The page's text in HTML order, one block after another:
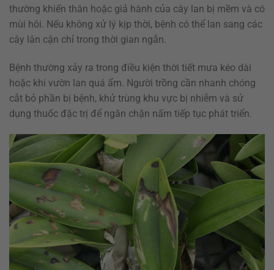
thường khiến thân hoặc giả hành của cây lan bị mềm và có
mùi hôi. Nếu không xử lý kịp thời, bệnh có thể lan sang các
cây lân cận chỉ trong thời gian ngắn.
Bệnh thường xảy ra trong điều kiện thời tiết mưa kéo dài
hoặc khi vườn lan quá ẩm. Người trồng cần nhanh chóng
cắt bỏ phần bị bệnh, khử trùng khu vực bị nhiễm và sử
dụng thuốc đặc trị để ngăn chặn nấm tiếp tục phát triển.